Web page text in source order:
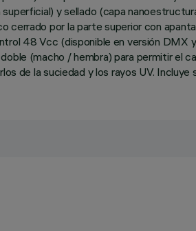
y sellado (capa
cerrado por la parte superior con
48 Vcc (disponible en versión
(macho / hembra) para permitir el
de la suciedad y los rayos UV.